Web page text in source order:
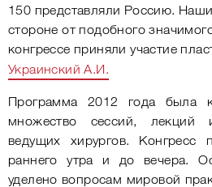
150 представляли Россию.
стороне от подобного
конгрессе приняли участие
Украинский А.И.
Программа 2012 года была
множество сессий, лекций
ведущих хирургов.
раннего утра и до вечера.
уделено вопросам мировой